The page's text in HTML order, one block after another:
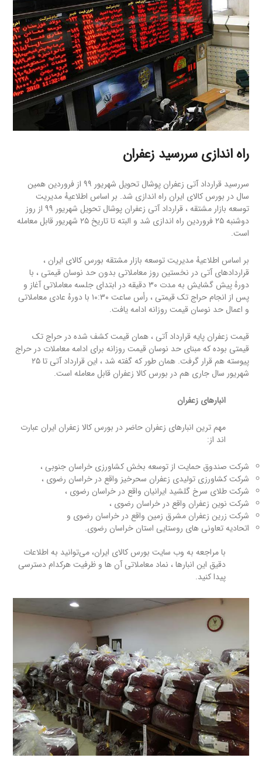
راه اندازی سررسید زعفران
سررسید قرارداد آتی زعفران پوشال تحویل شهریور ۹۹ از فروردین همین
سال در بورس کالای ایران راه اندازی شد. بر اساس اطلاعیهٔ مدیریت
توسعه بازار مشتقه ، قرارداد آتی زعفران پوشال تحویل شهریور ۹۹ از روز
دوشنبه ۲۵ فروردین راه اندازی شد و البته تا تاریخ ۲۵ شهریور قابل معامله
است.
بر اساس اطلاعیهٔ مدیریت توسعه بازار مشتقه بورس کالای ایران ،
قراردادهای آتی در نخستین روز معاملاتی بدون حد نوسان قیمتی ، با
دورهٔ پیش گشایش به مدت ٣٠ دقیقه در ابتدای جلسه معاملاتی آغاز و
پس از انجام حراج تک قیمتی ، رأس ساعت ۱۰:۳۰ با دورهٔ عادی معاملاتی
و اعمال حد نوسان قیمت روزانه ادامه یافت.
قیمت زعفران پایه قرارداد آتی ، همان قیمت کشف شده در حراج تک
قیمتی بوده که مبنای حد نوسان قیمت روزانه برای ادامه معاملات در حراج
پیوسته هم قرار گرفت. همان طور که گفته شد ، این قرارداد آتی تا ۲۵
شهریور سال جاری هم در بورس کالا زعفران قابل معامله است.
انبارهای زعفران
مهم ترین انبارهای زعفران حاضر در بورس کالا زعفران ایران عبارت
اند از:
شرکت صندوق حمایت از توسعه بخش کشاورزی خراسان جنوبی ،
شرکت کشاورزی تولیدی زعفران سحرخیز واقع در خراسان رضوی ،
شرکت طلای سرخ گلشید ایرانیان واقع در خراسان رضوی ،
شرکت نوین زعفران واقع در خراسان رضوی ،
شرکت زرین زعفران مشرق زمین واقع در خراسان رضوی و
اتحادیه تعاونی های روستایی استان خراسان رضوی.
با مراجعه به وب سایت بورس کالای ایران، می‌توانید به اطلاعات
دقیق این انبارها ، نماد معاملاتی آن ها و ظرفیت هرکدام دسترسی
پیدا کنید.